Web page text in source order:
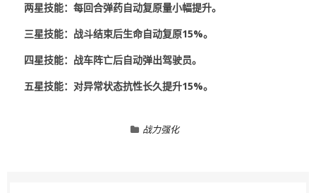
两星技能：每回合弹药自动复原量小幅提升。
三星技能：战斗结束后生命自动复原15%。
四星技能：战车阵亡后自动弹出驾驶员。
五星技能：对异常状态抗性长久提升15%。
战力强化